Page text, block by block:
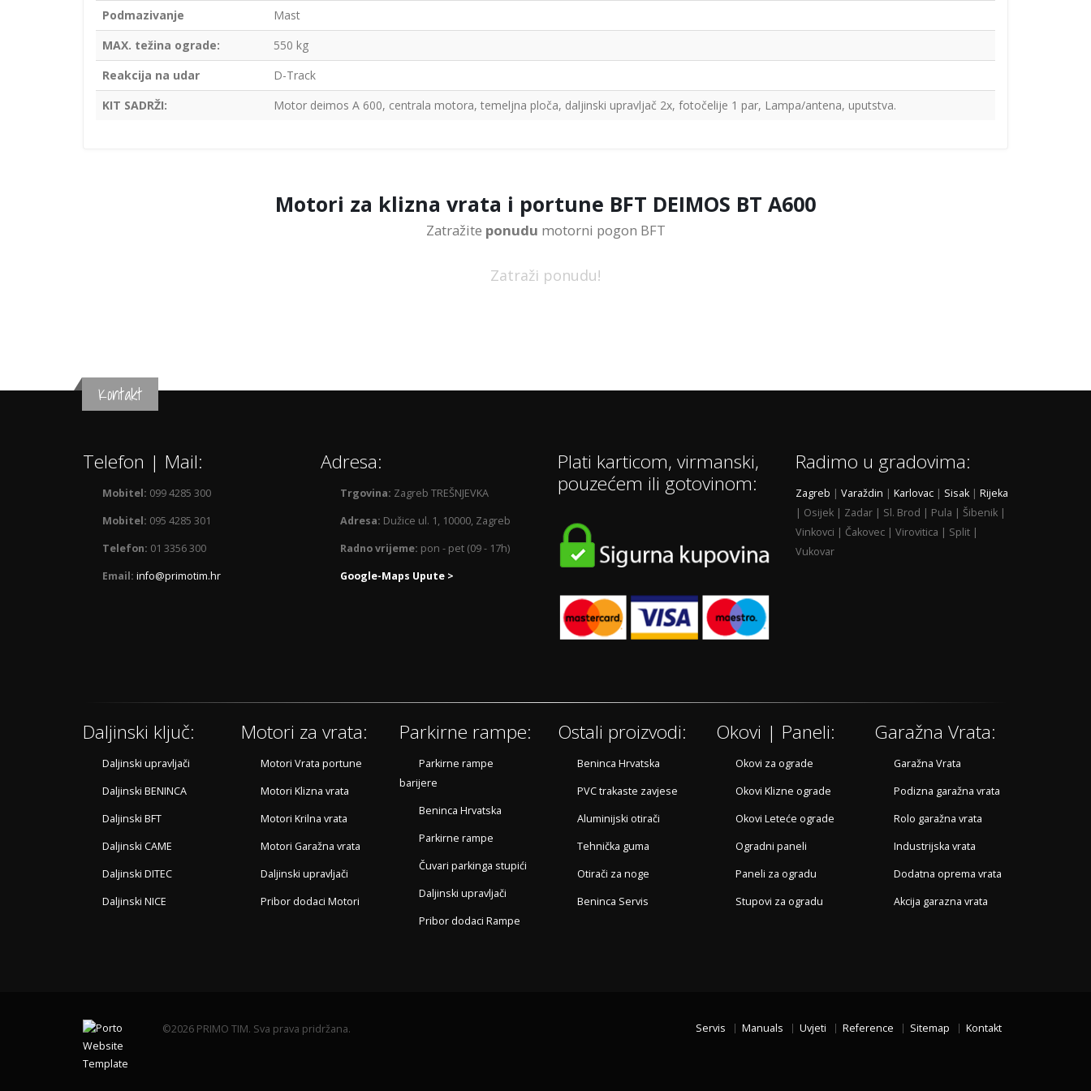
Podmazivanje
Mast
MAX. težina ograde:
550 kg
Reakcija na udar
D-Track
KIT SADRŽI:
Motor deimos A 600, centrala motora, temeljna ploča, daljinski upravljač 2x, fotočelije 1 par, Lampa/antena, uputstva.
Motori za klizna vrata i portune BFT DEIMOS BT A600
Zatražite ponudu motorni pogon BFT
Zatraži ponudu!
Kontakt
Telefon | Mail:
Mobitel: 099 4285 300
Mobitel: 095 4285 301
Telefon: 01 3356 300
Email: info@primotim.hr
Adresa:
Trgovina: Zagreb TREŠNJEVKA
Adresa: Dužice ul. 1, 10000, Zagreb
Radno vrijeme: pon - pet (09 - 17h)
Google-Maps Upute >
Plati karticom, virmanski,
pouzećem ili gotovinom:
Radimo u gradovima:
Zagreb | Varaždin | Karlovac| Sisak| Rijeka
| Osijek | Zadar | Sl. Brod | Pula | Šibenik |
Vinkovci | Čakovec | Virovitica | Split |
Vukovar
Daljinski ključ:
Daljinski upravljači
Daljinski BENINCA
Daljinski BFT
Daljinski CAME
Daljinski DITEC
Daljinski NICE
Motori za vrata:
Motori Vrata portune
Motori Klizna vrata
Motori Krilna vrata
Motori Garažna vrata
Daljinski upravljači
Pribor dodaci Motori
Parkirne rampe:
Parkirne rampe
barijere
Beninca Hrvatska
Parkirne rampe
Čuvari parkinga stupići
Daljinski upravljači
Pribor dodaci Rampe
Ostali proizvodi:
Beninca Hrvatska
PVC trakaste zavjese
Aluminijski otirači
Tehnička guma
Otirači za noge
Beninca Servis
Okovi | Paneli:
Okovi za ograde
Okovi Klizne ograde
Okovi Leteće ograde
Ogradni paneli
Paneli za ogradu
Stupovi za ogradu
Garažna Vrata:
Garažna Vrata
Podizna garažna vrata
Rolo garažna vrata
Industrijska vrata
Dodatna oprema vrata
Akcija garazna vrata
©2026 PRIMO TIM. Sva prava pridržana. Servis Manuals Uvjeti Reference Sitemap Kontakt